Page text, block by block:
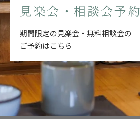
見楽会・相談会予約
期間限定の見楽会・無料相談会の
ご予約はこちら